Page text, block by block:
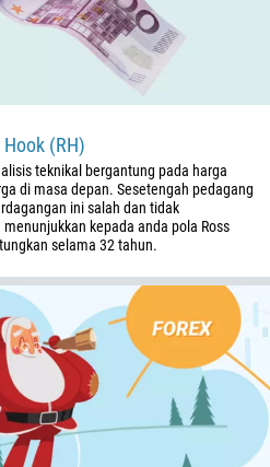
(RH)
teknikal bergantung pada harga
di masa depan. Sesetengah pedagang
ini salah dan tidak
kepada anda pola Ross
selama 32 tahun.